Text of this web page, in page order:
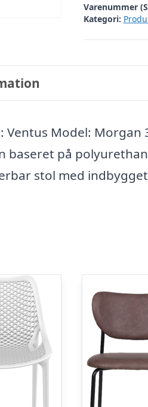
Varenummer
Kategori:
Model: Morgan
baseret på
stol med